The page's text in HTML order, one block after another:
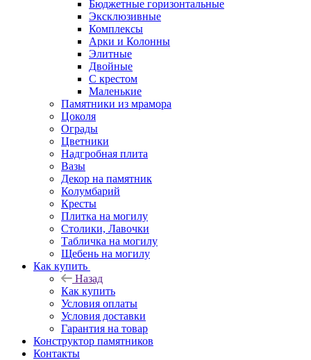
Бюджетные горизонтальные
Эксклюзивные
Комплексы
Арки и Колонны
Элитные
Двойные
С крестом
Маленькие
Памятники из мрамора
Цоколя
Ограды
Цветники
Надгробная плита
Вазы
Декор на памятник
Колумбарий
Кресты
Плитка на могилу
Столики, Лавочки
Табличка на могилу
Щебень на могилу
Как купить
Назад
Как купить
Условия оплаты
Условия доставки
Гарантия на товар
Конструктор памятников
Контакты